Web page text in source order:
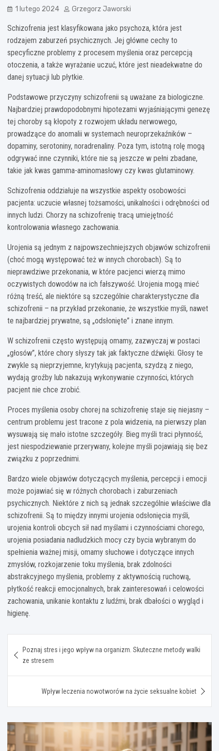
1 lutego 2024 Grzegorz Jaworski
Schizofrenia jest klasyfikowana jako psychoza, która jest
rodzajem zaburzeń psychicznych. Jej główne cechy to
specyficzne problemy z procesem myślenia oraz percepcją
otoczenia, a także wyrażanie uczuć, które jest nieadekwatne do
danej sytuacji lub płytkie.
Podstawowe przyczyny schizofrenii są uważane za biologiczne.
Najbardziej prawdopodobnymi hipotezami wyjaśniającymi genezę
tej choroby są kłopoty z rozwojem układu nerwowego,
prowadzące do anomalii w systemach neuroprzekaźników –
dopaminy, serotoniny, noradrenaliny. Poza tym, istotną rolę mogą
odgrywać inne czynniki, które nie są jeszcze w pełni zbadane,
takie jak kwas gamma-aminomasłowy czy kwas glutaminowy.
Schizofrenia oddziałuje na wszystkie aspekty osobowości
pacjenta: uczucie własnej tożsamości, unikalności i odrębności od
innych ludzi. Chorzy na schizofrenię tracą umiejętność
kontrolowania własnego zachowania.
Urojenia są jednym z najpowszechniejszych objawów schizofrenii
(choć mogą występować też w innych chorobach). Są to
nieprawdziwe przekonania, w które pacjenci wierzą mimo
oczywistych dowodów na ich fałszywość. Urojenia mogą mieć
różną treść, ale niektóre są szczególnie charakterystyczne dla
schizofrenii – na przykład przekonanie, że wszystkie myśli, nawet
te najbardziej prywatne, są „odsłonięte” i znane innym.
W schizofrenii często występują omamy, zazwyczaj w postaci
„głosów”, które chory słyszy tak jak faktyczne dźwięki. Głosy te
zwykle są nieprzyjemne, krytykują pacjenta, szydzą z niego,
wydają groźby lub nakazują wykonywanie czynności, których
pacjent nie chce zrobić.
Proces myślenia osoby chorej na schizofrenię staje się niejasny –
centrum problemu jest tracone z pola widzenia, na pierwszy plan
wysuwają się mało istotne szczegóły. Bieg myśli traci płynność,
jest niespodziewanie przerywany, kolejne myśli pojawiają się bez
związku z poprzednimi.
Bardzo wiele objawów dotyczących myślenia, percepcji i emocji
może pojawiać się w różnych chorobach i zaburzeniach
psychicznych. Niektóre z nich są jednak szczególnie właściwe dla
schizofrenii. Są to między innymi urojenia odsłonięcia myśli,
urojenia kontroli obcych sił nad myślami i czynnościami chorego,
urojenia posiadania nadludzkich mocy czy bycia wybranym do
spełnienia ważnej misji, omamy słuchowe i dotyczące innych
zmysłów, rozkojarzenie toku myślenia, brak zdolności
abstrakcyjnego myślenia, problemy z aktywnością ruchową,
płytkość reakcji emocjonalnych, brak zainteresowań i celowości
zachowania, unikanie kontaktu z ludźmi, brak dbałości o wygląd i
higienę.
wpisu
Poznaj stres i jego wpływ na organizm. Skuteczne metody walki
ze stresem
Wpływ leczenia nowotworów na życie seksualne kobiet